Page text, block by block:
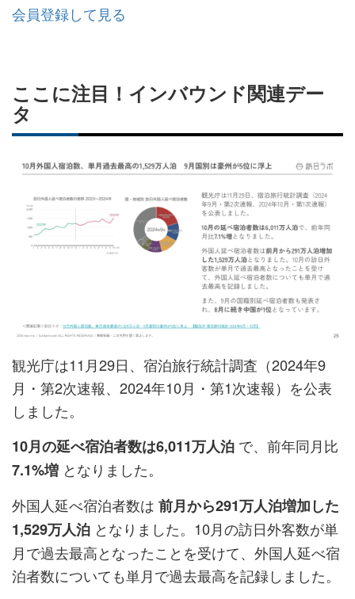
会員登録して見る
ここに注目！インバウンド関連デー
タ
観光庁は11月29日、宿泊旅行統計調査（2024年9
月・第2次速報、2024年10月・第1次速報）を公表
しました。
10月の延べ宿泊者数は6,011万人泊 で、前年同月比
7.1%増 となりました。
外国人延べ宿泊者数は 前月から291万人泊増加した
1,529万人泊 となりました。10月の訪日外客数が単
月で過去最高となったことを受けて、外国人延べ宿
泊者数についても単月で過去最高を記録しました。